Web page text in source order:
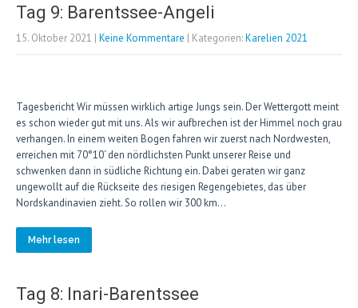
Tag 9: Barentssee-Angeli
15. Oktober 2021 | Keine Kommentare | Kategorien:Karelien 2021
Tagesbericht Wir müssen wirklich artige Jungs sein. Der Wettergott meint
es schon wieder gut mit uns. Als wir aufbrechen ist der Himmel noch grau
verhangen. In einem weiten Bogen fahren wir zuerst nach Nordwesten,
erreichen mit 70°10‘ den nördlichsten Punkt unserer Reise und
schwenken dann in südliche Richtung ein. Dabei geraten wir ganz
ungewollt auf die Rückseite des riesigen Regengebietes, das über
Nordskandinavien zieht. So rollen wir 300 km…
Mehr lesen
Tag 8: Inari-Barentssee